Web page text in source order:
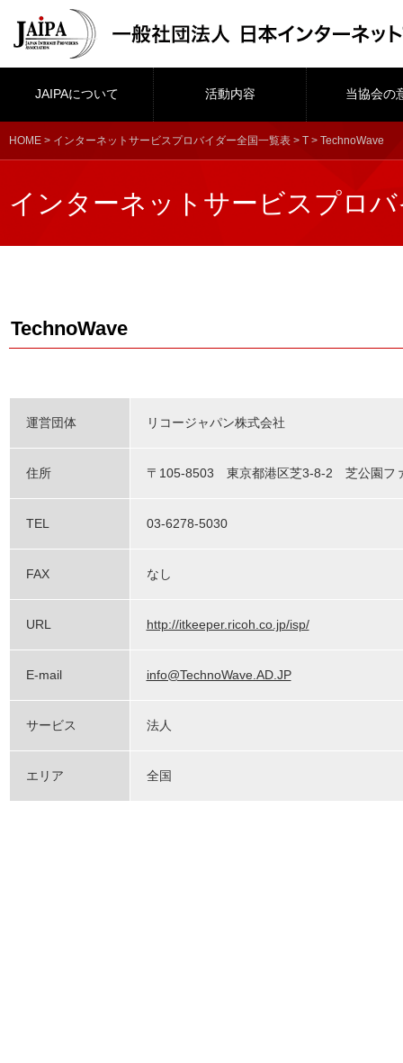
JAIPAについて 活動内容 当協会の
HOME > インターネットサービスプロバイダー全国一覧表 > T > TechnoWave
インターネットサービスプロ
TechnoWave
運営団体 リコージャパン株式会社
住所 〒105-8503 東京都港区芝3-8-2 芝公園フ
TEL 03-6278-5030
FAX なし
URL http://itkeeper.ricoh.co.jp/isp/
E-mail info@TechnoWave.AD.JP
サービス 法人
エリア 全国